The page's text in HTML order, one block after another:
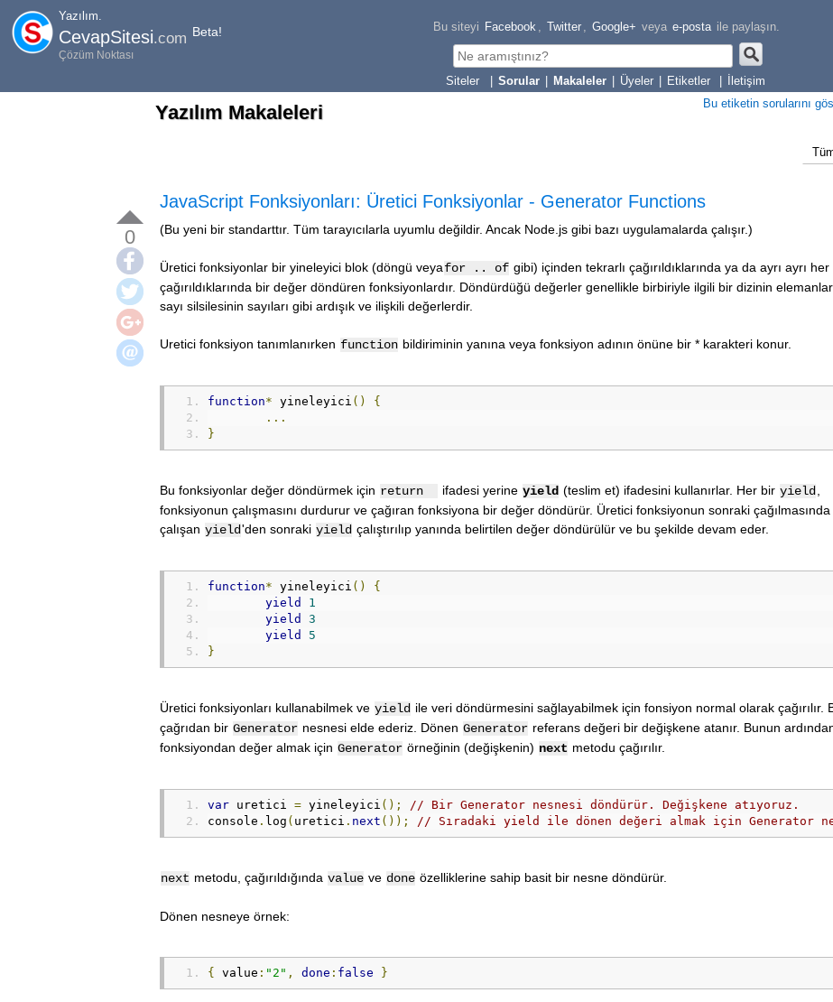
Yazılım.
CevapSitesi.com Beta!
Çözüm Noktası
Bu siteyi Facebook , Twitter , Google+ veya e-posta ile paylaşın.
Sorular Makaleler Üyeler Etiketler İletişim
Yazılım Makaleleri Bu etiketin sorularını
0
JavaScript Fonksiyonları: Üretici Fonksiyonlar - Generator Functions
(Bu yeni bir standarttır. Tüm tarayıcılarla uyumlu değildir. Ancak Node.js gibi bazı uygulamalarda çalışır.)
Üretici fonksiyonlar bir yineleyici blok (döngü veyafor .. of gibi) içinden tekrarlı çağırıldıklarında ya da ayrı ayrı her
çağırıldıklarında bir değer döndüren fonksiyonlardır. Döndürdüğü değerler genellikle birbiriyle ilgili bir dizinin
sayı silsilesinin sayıları gibi ardışık ve ilişkili değerlerdir.
Uretici fonksiyon tanımlanırken function bildiriminin yanına veya fonksiyon adının önüne bir * karakteri konur.
function* yineleyici ()
{
...
}
Bu fonksiyonlar değer döndürmek için return ifadesi yerine yield (teslim et) ifadesini kullanırlar. Her bir yield
fonksiyonun çalışmasını durdurur ve çağıran fonksiyona bir değer döndürür. Üretici fonksiyonun sonraki çağılmasında
çalışan yield'den sonraki yield çalıştırılıp yanında belirtilen değer döndürülür ve bu şekilde devam eder.
function* yineleyici ()
{
yield
1
yield
3
yield
5
}
Üretici fonksiyonları kullanabilmek ve yield ile veri döndürmesini sağlayabilmek için fonsiyon normal olarak çağırılır.
çağrıdan bir Generator nesnesi elde ederiz. Dönen Generator referans değeri bir değişkene atanır. Bunun
fonksiyondan değer almak için Generator örneğinin (değişkenin) next metodu çağırılır.
var uretici = yineleyici ();
// Bir Generator nesnesi döndürür. Değişkene atıyoruz.
console . log ( uretici . next ()); // Sıradaki yield ile dönen değeri almak için Generator
next metodu, çağırıldığında value ve done özelliklerine sahip basit bir nesne döndürür.
Dönen nesneye örnek:
{ value : "2" , done : false }